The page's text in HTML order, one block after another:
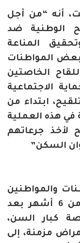
أنه “من أجل
الوطنية ضد
المناعة
المواطنات
الخاصتين
الاجتماعية
ابتداء من
في هذه العملية
لأخذ جرعاتهم
السكن”
والمواطنين
الذين مر على تلقيحهم أزيد من 6 أشهر بعد
كبار السن،
مزمنة، إلى